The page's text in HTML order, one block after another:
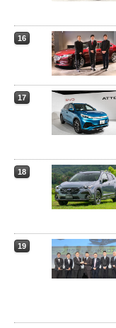
16
17
18
19